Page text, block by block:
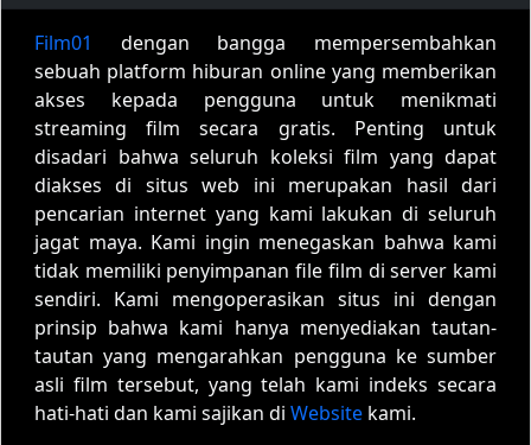
Film01
dengan bangga mempersembahkan
sebuah platform hiburan online yang memberikan
akses kepada pengguna untuk menikmati
streaming film secara gratis. Penting untuk
disadari bahwa seluruh koleksi film yang dapat
diakses di situs web ini merupakan hasil dari
pencarian internet yang kami lakukan di seluruh
jagat maya. Kami ingin menegaskan bahwa kami
tidak memiliki penyimpanan file film di server kami
sendiri. Kami mengoperasikan situs ini dengan
prinsip bahwa kami hanya menyediakan tautan-
tautan yang mengarahkan pengguna ke sumber
asli film tersebut, yang telah kami indeks secara
hati-hati dan kami sajikan di Website kami.